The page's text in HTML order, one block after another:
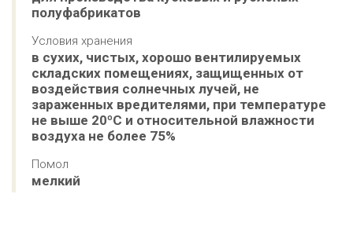
полуфабрикатов
Условия хранения
в сухих, чистых, хорошо вентилируемых
складских помещениях, защищенных от
воздействия солнечных лучей, не
зараженных вредителями, при температуре
не выше 20ºС и относительной влажности
воздуха не более 75%
Помол
мелкий